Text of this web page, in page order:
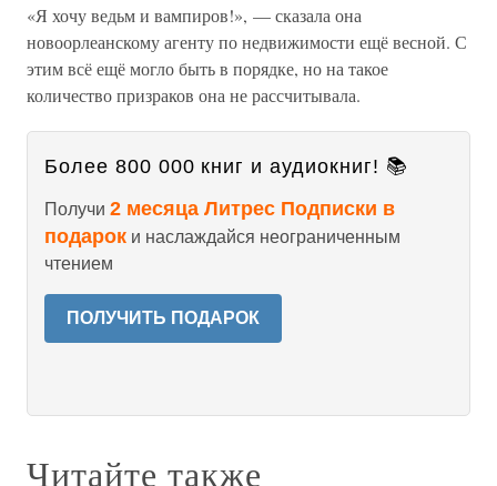
«Я хочу ведьм и вампиров!», — сказала она
новоорлеанскому агенту по недвижимости ещё весной. С
этим всё ещё могло быть в порядке, но на такое
количество призраков она не рассчитывала.
Более 800 000 книг и аудиокниг! 📚
Получи 2 месяца Литрес Подписки в
подарок и наслаждайся неограниченным
чтением
ПОЛУЧИТЬ ПОДАРОК
Читайте также